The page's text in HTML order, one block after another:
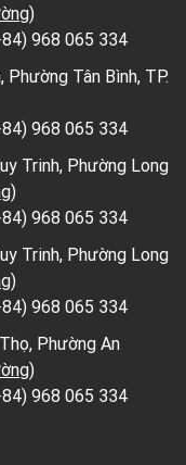
)
968 065 334
Tân Bình, TP.
968 065 334
Trinh, Phường Long
)
968 065 334
Trinh, Phường Long
)
968 065 334
Phường An
)
968 065 334